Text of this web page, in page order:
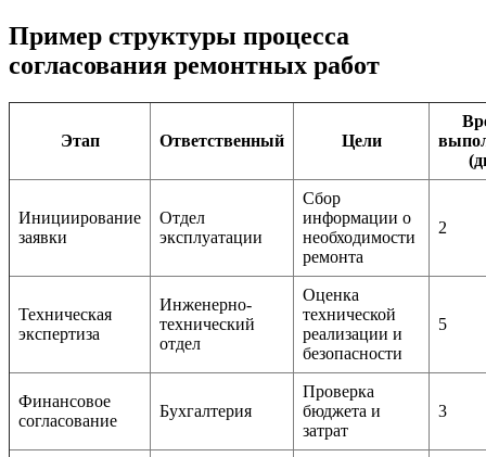
Пример структуры процесса
согласования ремонтных работ
Этап Ответственный Цели
Инициирование
заявки
Отдел
эксплуатации
Сбор
информации о
необходимости
ремонта
2
Техническая
экспертиза
Инженерно-
технический
отдел
Оценка
технической
реализации и
безопасности
5
Финансовое
согласование
Бухгалтерия
Проверка
бюджета и
затрат
3